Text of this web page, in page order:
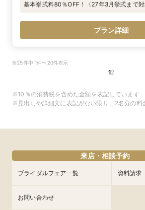
基本挙式料80％OFF！〈27年3月挙式まで対
プラン詳細
全25件中 1件〜20件表示
12
※10％の消費税を含めた金額を表記しています
※見出しや詳細文に表記がない限り、2名分の料
来店・相談予約
ブライダルフェア一覧 資料請求
お問い合わせ